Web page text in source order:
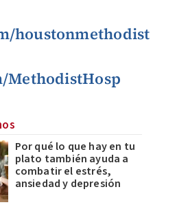
houstonmethodist
MethodistHosp
Por qué lo que hay en tu
plato también ayuda a
combatir el estrés,
ansiedad y depresión